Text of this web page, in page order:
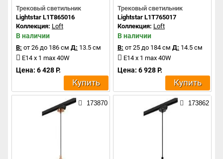
Трековый светильник
Lightstar L1T865016
Коллекция: Loft
В наличии
В: от 26 до 186 см Д: 13.5 см
E14 x 1 max 40W
Цена: 6 428 Р.
Купить
Трековый светильник
Lightstar L1T765017
Коллекция: Loft
В наличии
В: от 25 до 184 см Д: 14.5 см
E14 x 1 max 40W
Цена: 6 928 Р.
Купить
173870 173862